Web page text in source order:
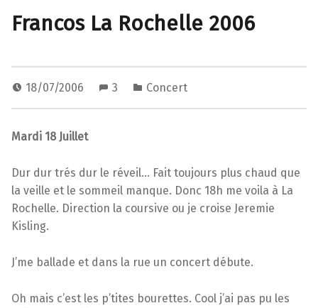
Francos La Rochelle 2006
18/07/2006 3 Concert
Mardi 18 Juillet
Dur dur trés dur le réveil… Fait toujours plus chaud que
la veille et le sommeil manque. Donc 18h me voila à La
Rochelle. Direction la coursive ou je croise Jeremie
Kisling.
J’me ballade et dans la rue un concert débute.
Oh mais c’est les p’tites bourettes. Cool j’ai pas pu les